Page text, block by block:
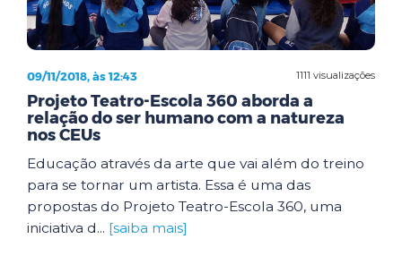
1111 visualizações
09/11/2018, às 12:43
Projeto Teatro-Escola 360 aborda a
relação do ser humano com a natureza
nos CEUs
Educação através da arte que vai além do treino
para se tornar um artista. Essa é uma das
propostas do Projeto Teatro-Escola 360, uma
iniciativa d... [saiba mais]